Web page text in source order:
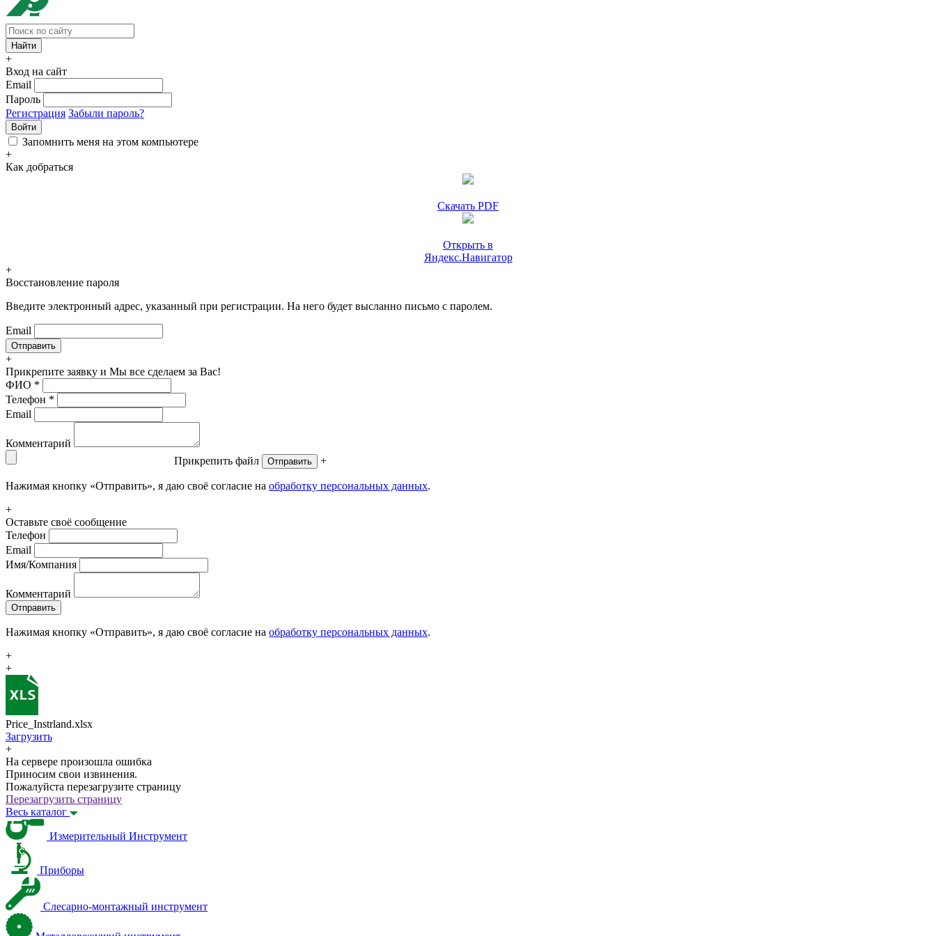
+
Вход на сайт
Email
Пароль
Регистрация Забыли пароль?
Войти
Запомнить меня на этом компьютере
+
Как добраться
Скачать PDF
Открыть в
Яндекс.Навигатор
+
Восстановление пароля
Введите электронный адрес, указанный при регистрации. На него будет высланно письмо с паролем.
Email
+
Прикрепите заявку и Мы все сделаем за Вас!
ФИО *
Телефон *
Email
Комментарий
Прикрепить файл
Отправить +
Нажимая кнопку «Отправить», я даю своё согласие на обработку персональных данных.
+
Оставьте своё сообщение
Телефон
Email
Имя/Компания
Комментарий
Отправить
Нажимая кнопку «Отправить», я даю своё согласие на обработку персональных данных.
+
+
Price_Instrland.xlsx
Загрузить
+
На сервере произошла ошибка
Приносим свои извинения.
Пожалуйста перезагрузите страницу
Перезагрузить страницу
Весь каталог
Измерительный Инструмент
Приборы
Слесарно-монтажный инструмент